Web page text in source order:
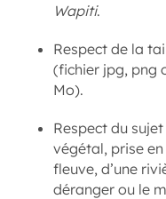
Wapiti.
Respect de la
(fichier jpg, png
Mo).
Respect du
végétal, prise
fleuve, d’une
déranger ou le